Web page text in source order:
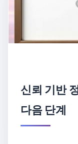
신뢰 기반
다음 단계